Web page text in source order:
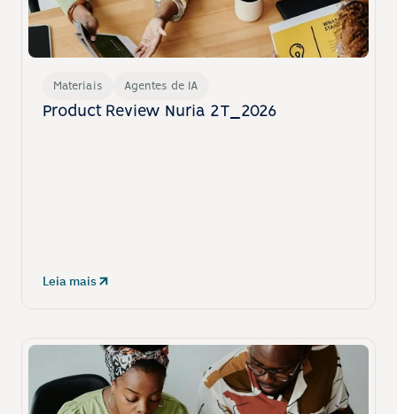
Materiais Agentes de IA
Product Review Nuria 2T_2026
Leia mais